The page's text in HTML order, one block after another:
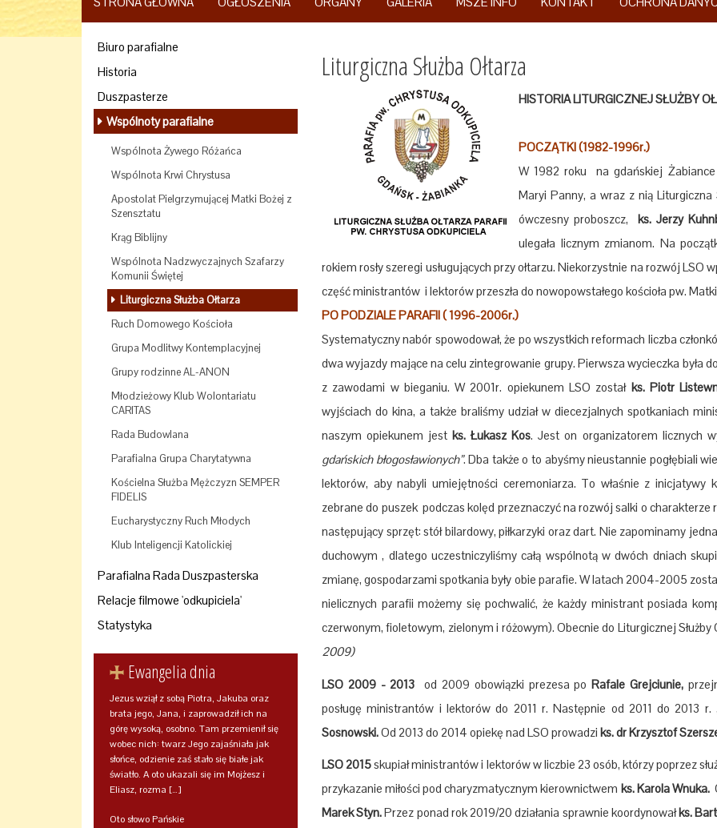
Biuro parafialne
Historia
Duszpasterze
Wspólnoty parafialne
Wspólnota Żywego Różańca
Wspólnota Krwi Chrystusa
Apostolat Pielgrzymującej Matki Bożej z
Szensztatu
Krąg Biblijny
Wspólnota Nadzwyczajnych Szafarzy
Komunii Świętej
Liturgiczna Służba Ołtarza
Ruch Domowego Kościoła
Grupa Modlitwy Kontemplacyjnej
Grupy rodzinne AL-ANON
Młodzieżowy Klub Wolontariatu
CARITAS
Rada Budowlana
Parafialna Grupa Charytatywna
Kościelna Służba Mężczyzn SEMPER
FIDELIS
Eucharystyczny Ruch Młodych
Klub Inteligencji Katolickiej
Parafialna Rada Duszpasterska
Relacje filmowe 'odkupiciela'
Statystyka
Ewangelia dnia
Jezus wziął z sobą Piotra, Jakuba oraz
brata jego, Jana, i zaprowadził ich na
górę wysoką, osobno. Tam przemienił się
wobec nich: twarz Jego zajaśniała jak
słońce, odzienie zaś stało się białe jak
światło. A oto ukazali się im Mojżesz i
Eliasz, rozma […]
Oto słowo Pańskie
Liturgiczna Służba Ołtarza
HISTORIA LITURGICZNEJ SŁUŻBY
POCZĄTKI (1982-1996r.)
W 1982 roku na gdańskiej
Maryi Panny, a wraz z nią Liturgiczna
ówczesny proboszcz, ks. Jerzy
ulegała licznym zmianom. Na
rokiem rosły szeregi usługujących przy ołtarzu. Niekorzystnie na rozwój LSO
część ministrantów i lektorów przeszła do nowopowstałego kościoła pw.
PO PODZIALE PARAFII ( 1996-2006r.)
Systematyczny nabór spowodował, że po wszystkich reformach liczba
dwa wyjazdy mające na celu zintegrowanie grupy. Pierwsza wycieczka była
z zawodami w bieganiu. W 2001r. opiekunem LSO został ks. Piotr
wyjściach do kina, a także braliśmy udział w diecezjalnych spotkaniach
naszym opiekunem jestks. Łukasz Kos. Jest on organizatorem licznych
gdańskich błogosławionych”. Dba także o to abyśmy nieustannie pogłębiali
lektorów, aby nabyli umiejętności ceremoniarza. To właśnie z inicjatywy
zebrane do puszek podczas kolęd przeznaczyć na rozwój salki o
następujący sprzęt: stół bilardowy, piłkarzyki oraz dart. Nie zapominamy
duchowym , dlatego uczestniczyliśmy całą wspólnotą w dwóch dniach
zmianę, gospodarzami spotkania były obie parafie. W latach 2004-2005
nielicznych parafii możemy się pochwalić, że każdy ministrant posiada
czerwonym, fioletowym, zielonym i różowym). Obecnie do Liturgicznej Służby
2009)
LSO 2009 - 2013 od 2009 obowiązki prezesa poRafale Grejciunie,
posługę ministrantów i lektorów do 2011 r. Następnie od 2011 do 2013
Sosnowski.Od 2013 do 2014 opiekę nad LSO prowadzi ks. dr Krzysztof
LSO 2015skupiał ministrantów i lektorów w liczbie 23 osób, którzy poprzez
przykazanie miłości pod charyzmatycznym kierownictwem ks. Karola Wnuka.
Marek Styn.Przez ponad rok 2019/20 działania sprawnie koordynowałks.